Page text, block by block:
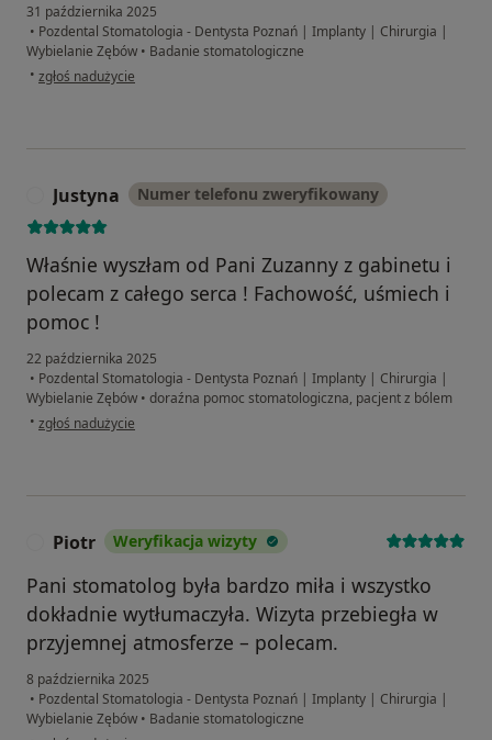
31 października 2025
• Pozdental Stomatologia - Dentysta Poznań | Implanty | Chirurgia |
Wybielanie Zębów • Badanie stomatologiczne
• w opinii użytkownika A.Cz
zgłoś nadużycie
Justyna Numer telefonu zweryfikowany
Właśnie wyszłam od Pani Zuzanny z gabinetu i
polecam z całego serca ! Fachowość, uśmiech i
pomoc !
22 października 2025
• Pozdental Stomatologia - Dentysta Poznań | Implanty | Chirurgia |
Wybielanie Zębów • doraźna pomoc stomatologiczna, pacjent z bólem
• w opinii użytkownika Justyna
zgłoś nadużycie
Piotr Weryfikacja wizyty
Pani stomatolog była bardzo miła i wszystko
dokładnie wytłumaczyła. Wizyta przebiegła w
przyjemnej atmosferze – polecam.
8 października 2025
• Pozdental Stomatologia - Dentysta Poznań | Implanty | Chirurgia |
Wybielanie Zębów • Badanie stomatologiczne